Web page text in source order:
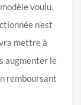
voulu.
n’est
mettre à
augmenter le
remboursant